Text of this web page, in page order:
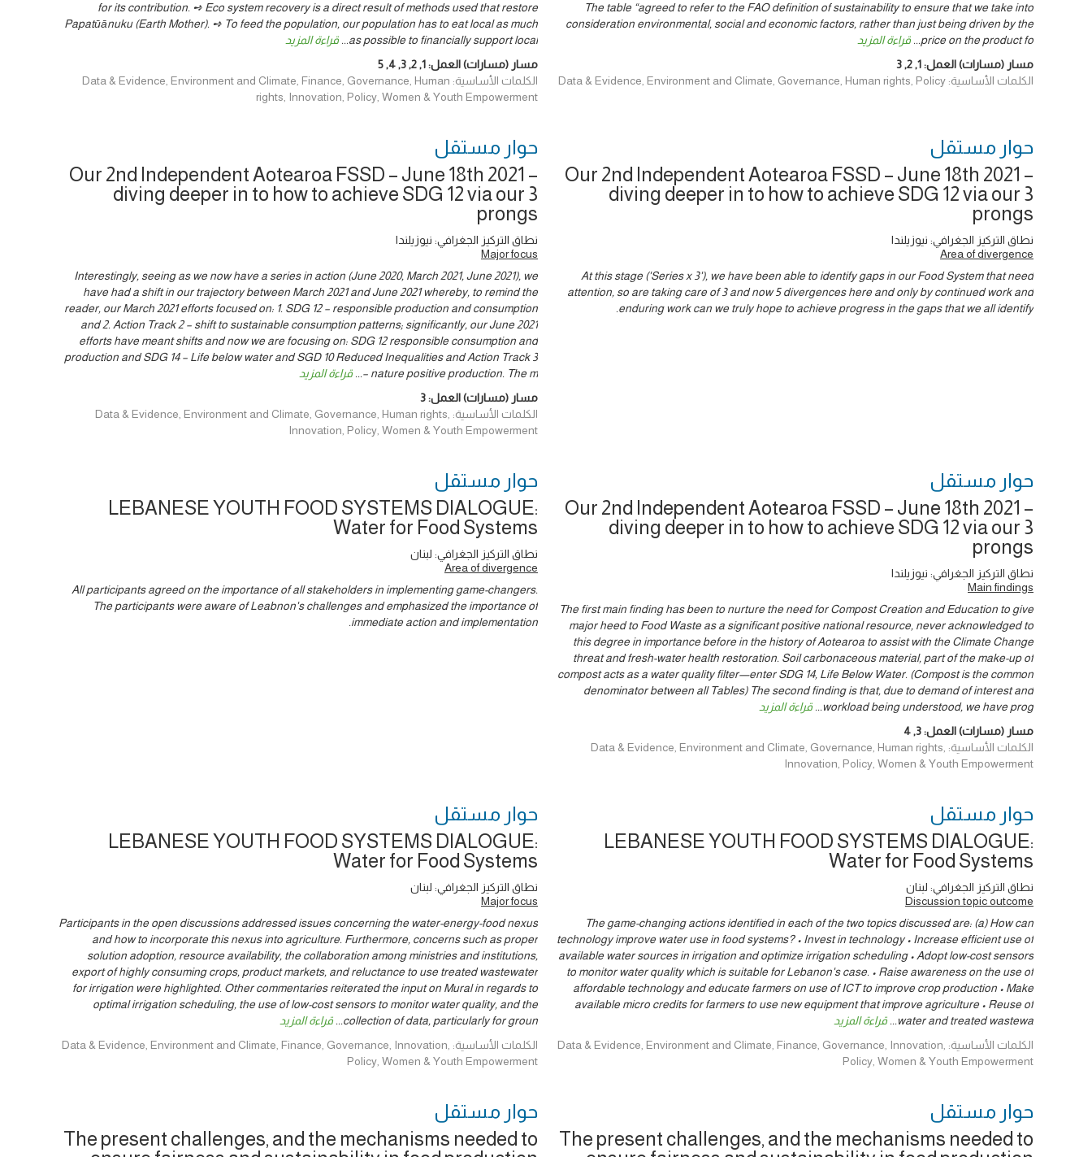
The table “agreed to refer to the FAO definition of sustainability to ensure that we take into
consideration environmental, social and economic factors, rather than just being driven by the
price on the product fo
... قراءة المزيد
مسار (مسارات) العمل:1
,
2
,
3
الكلمات الأساسية: Data & Evidence, Environment and Climate, Governance, Human rights, Policy
for its contribution. ➺ Eco system recovery is a direct result of methods used that restore
Papatūānuku (Earth Mother). ➺ To feed the population, our population has to eat local as much
as possible to financially support local
... قراءة المزيد
مسار (مسارات) العمل:1
,
2
,
3
,
4
,
5
الكلمات الأساسية: Data & Evidence, Environment and Climate, Finance, Governance, Human
rights, Innovation, Policy, Women & Youth Empowerment
حوار ‎مستقل
Our 2nd Independent Aotearoa FSSD – June 18th 2021 –
diving deeper in to how to achieve SDG 12 via our 3
prongs
نطاق التركيز الجغرافي: نيوزيلندا
Area of divergence
At this stage ('Series x 3'), we have been able to identify gaps in our Food System that need
attention, so are taking care of 3 and now 5 divergences here and only by continued work and
enduring work can we truly hope to achieve progress in the gaps that we all identify.
حوار ‎مستقل
Our 2nd Independent Aotearoa FSSD – June 18th 2021 –
diving deeper in to how to achieve SDG 12 via our 3
prongs
نطاق التركيز الجغرافي: نيوزيلندا
Major focus
Interestingly, seeing as we now have a series in action (June 2020, March 2021, June 2021), we
have had a shift in our trajectory between March 2021 and June 2021 whereby, to remind the
reader, our March 2021 efforts focused on: 1. SDG 12 – responsible production and consumption
and 2. Action Track 2 – shift to sustainable consumption patterns; significantly, our June 2021
efforts have meant shifts and now we are focusing on: SDG 12 responsible consumption and
production and SDG 14 – Life below water and SGD 10 Reduced Inequalities and Action Track 3
– nature positive production. The m
... قراءة المزيد
مسار (مسارات) العمل:3
الكلمات الأساسية: Data & Evidence, Environment and Climate, Governance, Human rights,
Innovation, Policy, Women & Youth Empowerment
حوار ‎مستقل
Our 2nd Independent Aotearoa FSSD – June 18th 2021 –
diving deeper in to how to achieve SDG 12 via our 3
prongs
نطاق التركيز الجغرافي: نيوزيلندا
Main findings
The first main finding has been to nurture the need for Compost Creation and Education to give
major heed to Food Waste as a significant positive national resource, never acknowledged to
this degree in importance before in the history of Aotearoa to assist with the Climate Change
threat and fresh-water health restoration. Soil carbonaceous material, part of the make-up of
compost acts as a water quality filter—enter SDG 14, Life Below Water. (Compost is the common
denominator between all Tables) The second finding is that, due to demand of interest and
workload being understood, we have prog
... قراءة المزيد
مسار (مسارات) العمل:3
,
4
الكلمات الأساسية: Data & Evidence, Environment and Climate, Governance, Human rights,
Innovation, Policy, Women & Youth Empowerment
حوار ‎مستقل
LEBANESE YOUTH FOOD SYSTEMS DIALOGUE:
Water for Food Systems
نطاق التركيز الجغرافي: لبنان
Area of divergence
All participants agreed on the importance of all stakeholders in implementing game-changers.
The participants were aware of Leabnon's challenges and emphasized the importance of
immediate action and implementation.
حوار ‎مستقل
LEBANESE YOUTH FOOD SYSTEMS DIALOGUE:
Water for Food Systems
نطاق التركيز الجغرافي: لبنان
Discussion topic outcome
The game-changing actions identified in each of the two topics discussed are: (a) How can
technology improve water use in food systems? • Invest in technology • Increase efficient use of
available water sources in irrigation and optimize irrigation scheduling • Adopt low-cost sensors
to monitor water quality which is suitable for Lebanon's case. • Raise awareness on the use of
affordable technology and educate farmers on use of ICT to improve crop production • Make
available micro credits for farmers to use new equipment that improve agriculture • Reuse of
water and treated wastewa
... قراءة المزيد
الكلمات الأساسية: Data & Evidence, Environment and Climate, Finance, Governance, Innovation,
Policy, Women & Youth Empowerment
حوار ‎مستقل
LEBANESE YOUTH FOOD SYSTEMS DIALOGUE:
Water for Food Systems
نطاق التركيز الجغرافي: لبنان
Major focus
Participants in the open discussions addressed issues concerning the water-energy-food nexus
and how to incorporate this nexus into agriculture. Furthermore, concerns such as proper
solution adoption, resource availability, the collaboration among ministries and institutions,
export of highly consuming crops, product markets, and reluctance to use treated wastewater
for irrigation were highlighted. Other commentaries reiterated the input on Mural in regards to
optimal irrigation scheduling, the use of low-cost sensors to monitor water quality, and the
collection of data, particularly for groun
... قراءة المزيد
الكلمات الأساسية: Data & Evidence, Environment and Climate, Finance, Governance, Innovation,
Policy, Women & Youth Empowerment
حوار ‎مستقل
The present challenges, and the mechanisms needed to
حوار ‎مستقل
The present challenges, and the mechanisms needed to